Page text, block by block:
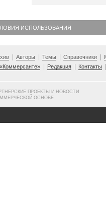
ИСПОЛЬЗОВАНИЯ
Авторы Темы Справочники
Редакция Контакты
ПРОЕКТЫ И НОВОСТИ
ОСНОВЕ